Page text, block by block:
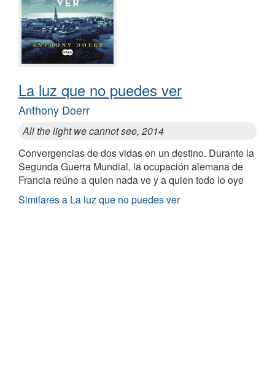
La luz que no puedes ver
Anthony Doerr
All the light we cannot see, 2014
Convergencias de dos vidas en un destino. Durante la
Segunda Guerra Mundial, la ocupación alemana de
Francia reúne a quien nada ve y a quien todo lo oye
Similares a La luz que no puedes ver